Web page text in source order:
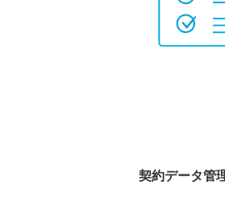
契約データ管